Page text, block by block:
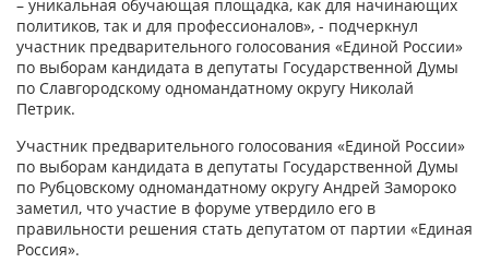
– уникальная обучающая площадка, как для начинающих
политиков, так и для профессионалов», - подчеркнул
участник предварительного голосования «Единой России»
по выборам кандидата в депутаты Государственной Думы
по Славгородскому одномандатному округу Николай
Петрик.
Участник предварительного голосования «Единой России»
по выборам кандидата в депутаты Государственной Думы
по Рубцовскому одномандатному округу Андрей Замороко
заметил, что участие в форуме утвердило его в
правильности решения стать депутатом от партии «Единая
Россия».